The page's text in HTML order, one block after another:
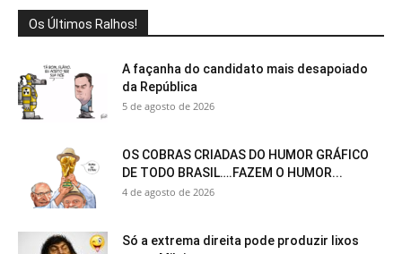
Os Últimos Ralhos!
A façanha do candidato mais desapoiado
da República
5 de agosto de 2026
OS COBRAS CRIADAS DO HUMOR GRÁFICO
DE TODO BRASIL….FAZEM O HUMOR...
4 de agosto de 2026
Só a extrema direita pode produzir lixos